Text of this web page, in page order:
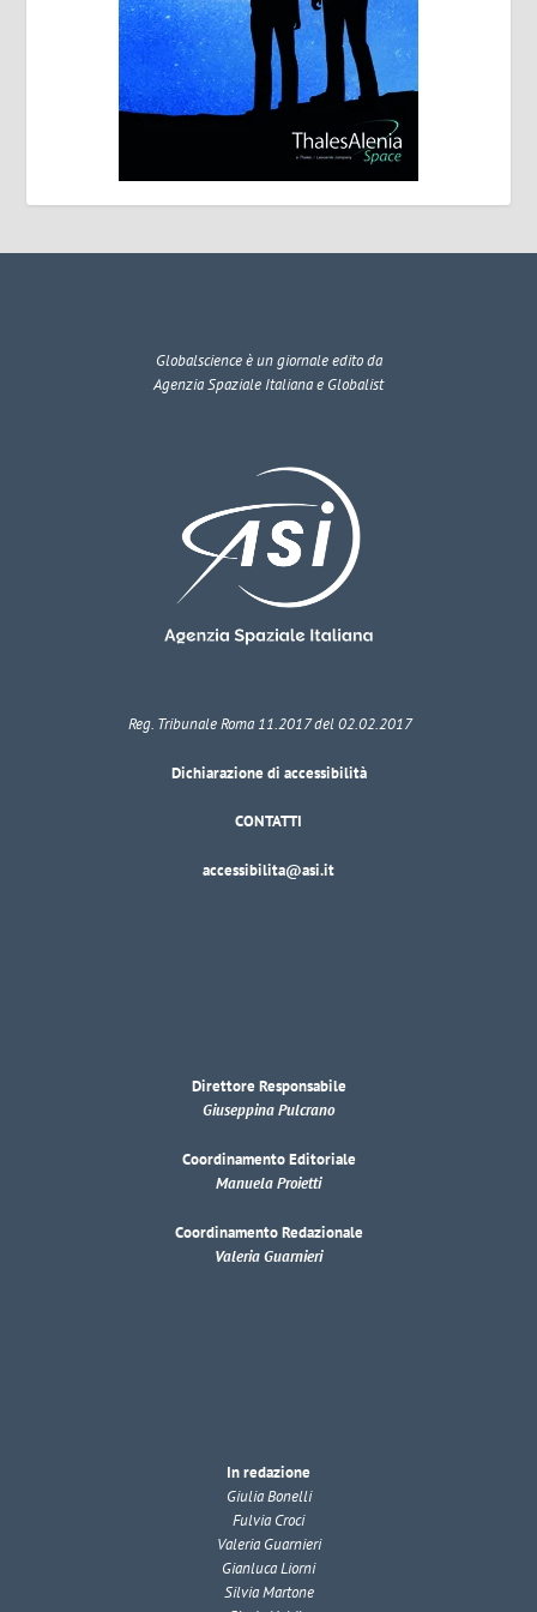
Globalscienceè un giornale edito da
Agenzia Spaziale Italiana e Globalist
Reg. Tribunale Roma 11.2017 del 02.02.2017
Dichiarazione di accessibilità
CONTATTI
accessibilita@asi.it
Direttore Responsabile
Giuseppina Pulcrano
Coordinamento Editoriale
Manuela Proietti
Coordinamento Redazionale
Valeria Guarnieri
In redazione
Giulia Bonelli
Fulvia Croci
Valeria Guarnieri
Gianluca Liorni
Silvia Martone